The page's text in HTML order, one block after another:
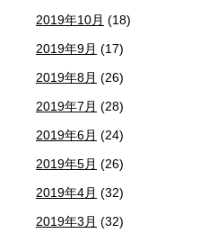
2019年10月 (18)
2019年9月 (17)
2019年8月 (26)
2019年7月 (28)
2019年6月 (24)
2019年5月 (26)
2019年4月 (32)
2019年3月 (32)